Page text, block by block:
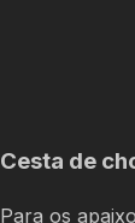
Cesta de
Para os